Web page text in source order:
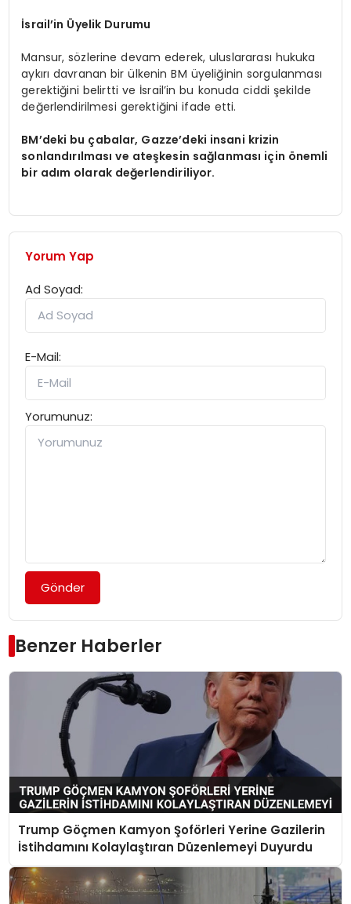
İsrail’in Üyelik Durumu
Mansur, sözlerine devam ederek, uluslararası hukuka
aykırı davranan bir ülkenin BM üyeliğinin sorgulanması
gerektiğini belirtti ve İsrail’in bu konuda ciddi şekilde
değerlendirilmesi gerektiğini ifade etti.
BM’deki bu çabalar, Gazze’deki insani krizin
sonlandırılması ve ateşkesin sağlanması için önemli
bir adım olarak değerlendiriliyor.
Yorum Yap
Ad Soyad:
E-Mail:
Yorumunuz:
Gönder
Benzer Haberler
Trump Göçmen Kamyon Şoförleri Yerine Gazilerin
İstihdamını Kolaylaştıran Düzenlemeyi Duyurdu